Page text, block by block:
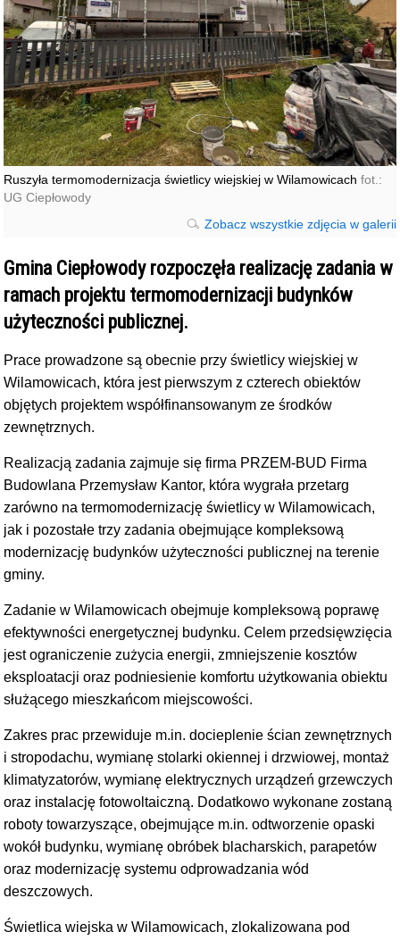
Ruszyła termomodernizacja świetlicy wiejskiej w Wilamowicach fot.:
UG Ciepłowody
Zobacz wszystkie zdjęcia w galerii
Gmina Ciepłowody rozpoczęła realizację zadania w
ramach projektu termomodernizacji budynków
użyteczności publicznej.
Prace prowadzone są obecnie przy świetlicy wiejskiej w
Wilamowicach, która jest pierwszym z czterech obiektów
objętych projektem współfinansowanym ze środków
zewnętrznych.
Realizacją zadania zajmuje się firma PRZEM-BUD Firma
Budowlana Przemysław Kantor, która wygrała przetarg
zarówno na termomodernizację świetlicy w Wilamowicach,
jak i pozostałe trzy zadania obejmujące kompleksową
modernizację budynków użyteczności publicznej na terenie
gminy.
Zadanie w Wilamowicach obejmuje kompleksową poprawę
efektywności energetycznej budynku. Celem przedsięwzięcia
jest ograniczenie zużycia energii, zmniejszenie kosztów
eksploatacji oraz podniesienie komfortu użytkowania obiektu
służącego mieszkańcom miejscowości.
Zakres prac przewiduje m.in. docieplenie ścian zewnętrznych
i stropodachu, wymianę stolarki okiennej i drzwiowej, montaż
klimatyzatorów, wymianę elektrycznych urządzeń grzewczych
oraz instalację fotowoltaiczną. Dodatkowo wykonane zostaną
roboty towarzyszące, obejmujące m.in. odtworzenie opaski
wokół budynku, wymianę obróbek blacharskich, parapetów
oraz modernizację systemu odprowadzania wód
deszczowych.
Świetlica wiejska w Wilamowicach, zlokalizowana pod